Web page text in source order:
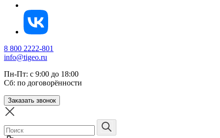
8 800 2222-801
info@tigeo.ru
Пн-Пт: с 9:00 до 18:00
Сб: по договорённости
Заказать звонок